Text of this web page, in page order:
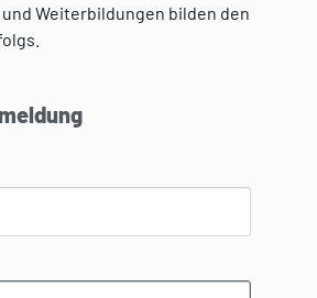
Weiterbildungen bilden den